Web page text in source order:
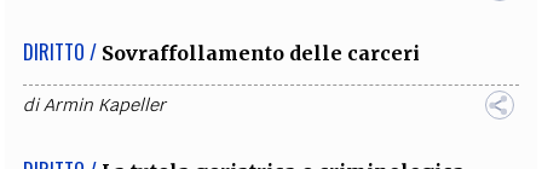
DIRITTO / Sovraffollamento delle carceri
diArmin Kapeller